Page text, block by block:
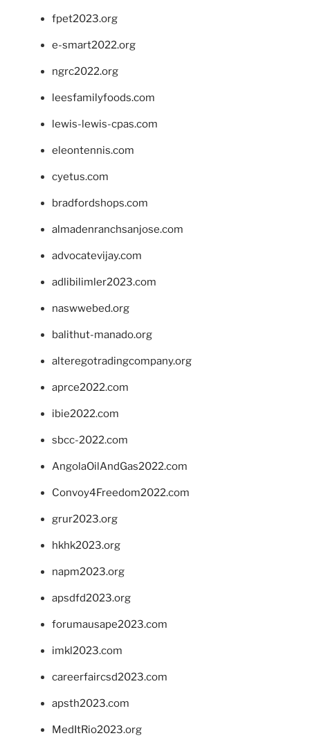
fpet2023.org
e-smart2022.org
ngrc2022.org
leesfamilyfoods.com
lewis-lewis-cpas.com
eleontennis.com
cyetus.com
bradfordshops.com
almadenranchsanjose.com
advocatevijay.com
adlibilimler2023.com
naswwebed.org
balithut-manado.org
alteregotradingcompany.org
aprce2022.com
ibie2022.com
sbcc-2022.com
AngolaOilAndGas2022.com
Convoy4Freedom2022.com
grur2023.org
hkhk2023.org
napm2023.org
apsdfd2023.org
forumausape2023.com
imkl2023.com
careerfaircsd2023.com
apsth2023.com
MedItRio2023.org